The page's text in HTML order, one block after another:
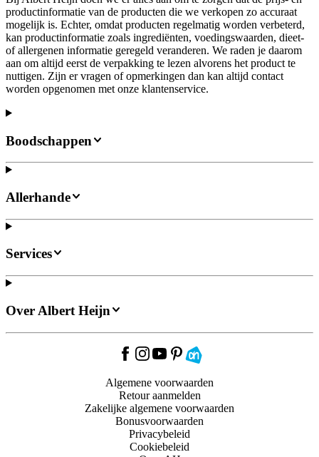
productinformatie van de producten die we verkopen zo accuraat
mogelijk is. Echter, omdat producten regelmatig worden verbeterd,
kan productinformatie zoals ingrediënten, voedingswaarden, dieet-
of allergenen informatie geregeld veranderen. We raden je daarom
aan om altijd eerst de verpakking te lezen alvorens het product te
nuttigen. Zijn er vragen of opmerkingen dan kan altijd contact
worden opgenomen met onze klantenservice.
Boodschappen
Allerhande
Services
Over Albert Heijn
Algemene voorwaarden
Retour aanmelden
Zakelijke algemene voorwaarden
Bonusvoorwaarden
Privacybeleid
Cookiebeleid